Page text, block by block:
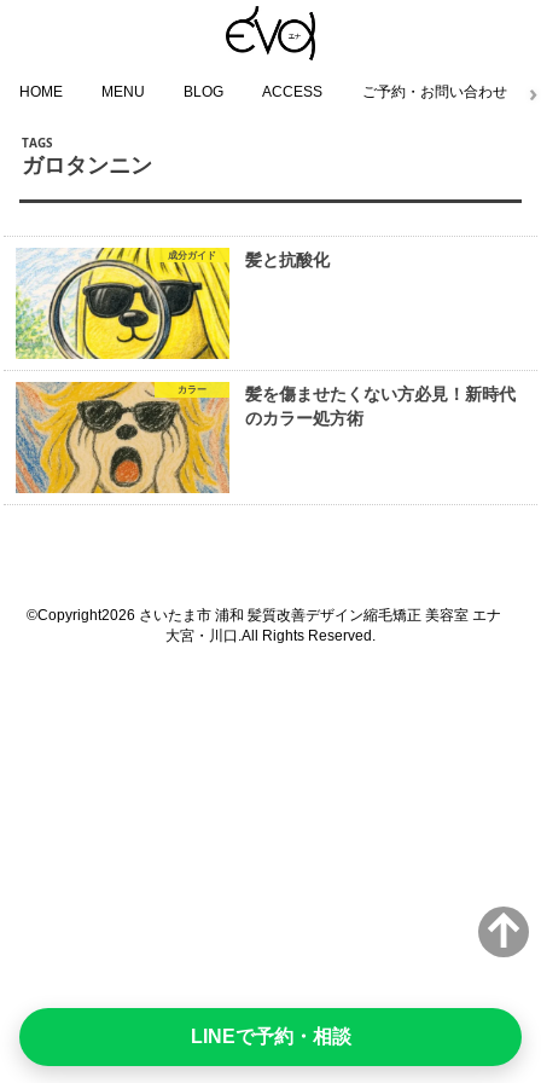
HOME MENU BLOG ACCESS ご予約・お問い合わせ
ガロタンニン
成分ガイド 髪と抗酸化
カラー
髪を傷ませたくない方必見！新時代
のカラー処方術
©Copyright2026 さいたま市 浦和 髪質改善デザイン縮毛矯正 美容室 エナ
大宮・川口 .All Rights Reserved.
LINEで予約・相談